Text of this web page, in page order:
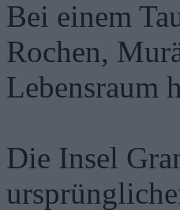
Bei einem
Rochen,
Lebensraum
Die Insel